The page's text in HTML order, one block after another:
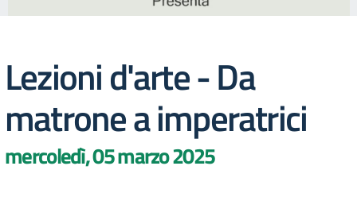
Lezioni d'arte - Da
matrone a imperatrici
mercoledì, 05 marzo 2025